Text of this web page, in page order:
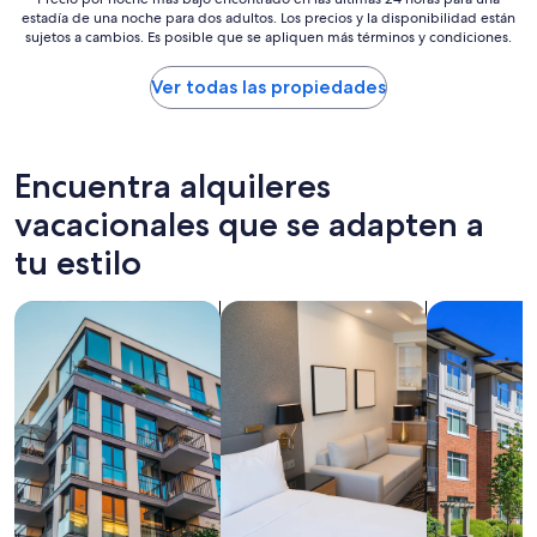
o
u
e
n
a
c
a
i
w
d
b
e
a
c
h
n
y
r
o
o
m
por
noche
últimas
24
horas
para
una
estadía
de
una
dos
adultos.
Los
precios
y
la
disponibilidad
estadía de una noche para dos adultos. Los precios y la disponibilidad están
sujetos a cambios. Es posible que se apliquen más términos y condiciones.
Ver todas las propiedades
Encuentra alquileres
vacacionales que se adapten a
tu estilo
Buscar departamentos Buscar apart-hoteles Buscar